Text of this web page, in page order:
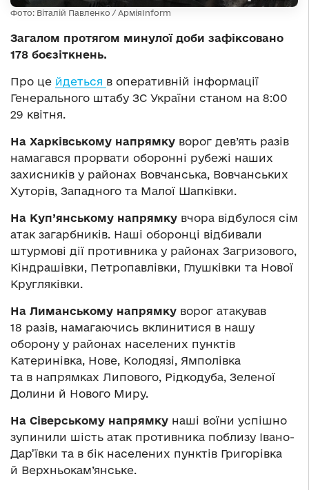
Фото: Віталій Павленко / АрміяInform
Загалом протягом минулої доби зафіксовано
178 боєзіткнень.
Про це йдеться в оперативній інформації
Генерального штабу ЗС України станом на 8:00
29 квітня.
На Харківському напрямку ворог дев’ять разів
намагався прорвати оборонні рубежі наших
захисників у районах Вовчанська, Вовчанських
Хуторів, Западного та Малої Шапківки.
На Куп’янському напрямку вчора відбулося сім
атак загарбників. Наші оборонці відбивали
штурмові дії противника у районах Загризового,
Кіндрашівки, Петропавлівки, Глушківки та Нової
Кругляківки.
На Лиманському напрямку ворог атакував
18 разів, намагаючись вклинитися в нашу
оборону у районах населених пунктів
Катеринівка, Нове, Колодязі, Ямполівка
та в напрямках Липового, Рідкодуба, Зеленої
Долини й Нового Миру.
На Сіверському напрямку наші воїни успішно
зупинили шість атак противника поблизу Івано-
Дар’ївки та в бік населених пунктів Григорівка
й Верхньокам’янське.